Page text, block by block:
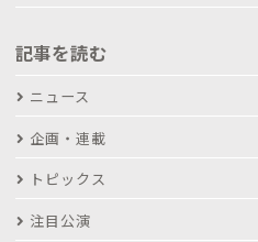
記事を読む
ニュース
企画・連載
トピックス
注目公演